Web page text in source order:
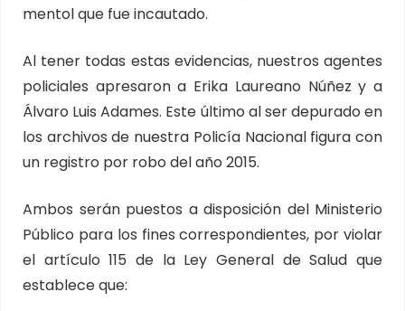
mentol que fue incautado.
Al tener todas estas evidencias, nuestros agentes
policiales apresaron a Erika Laureano Núñez y a
Álvaro Luis Adames. Este último al ser depurado en
los archivos de nuestra Policía Nacional figura con
un registro por robo del año 2015.
Ambos serán puestos a disposición del Ministerio
Público para los fines correspondientes, por violar
el artículo 115 de la Ley General de Salud que
establece que: